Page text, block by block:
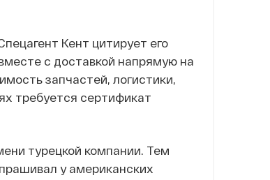
Кент цитирует его
с доставкой напрямую на
запчастей, логистики,
требуется сертификат
турецкой компании. Тем
у американских